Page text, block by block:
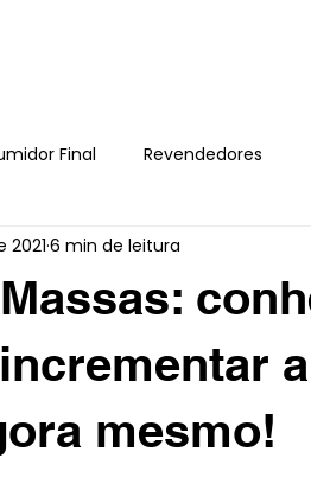
Final Revendedores
mesmo!
2021 6 min de leitura